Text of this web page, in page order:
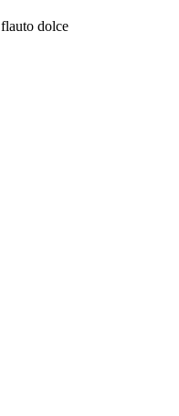
flauto dolce